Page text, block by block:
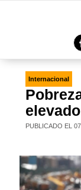
Internacional
PUBLICADO EL